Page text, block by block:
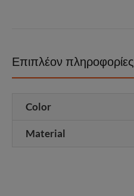
Επιπλέον πληροφορίες
Color
Material